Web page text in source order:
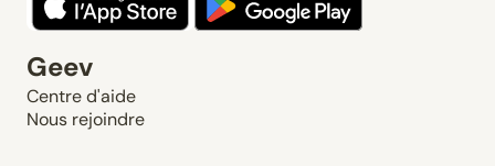
Geev
Centre d'aide
Nous rejoindre